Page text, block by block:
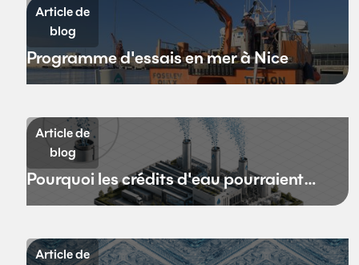
Article de
blog
Programme d'essais en mer à Nice
Article de
blog
Pourquoi les crédits d'eau pourraient
remplacer les crédits carbone
Article de